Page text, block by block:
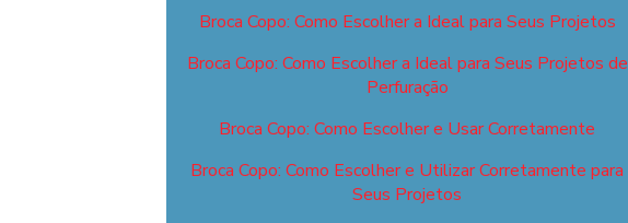
Broca Copo: Como Escolher a Ideal para Seus Projetos
Broca Copo: Como Escolher a Ideal para Seus Projetos de
Perfuração
Broca Copo: Como Escolher e Usar Corretamente
Broca Copo: Como Escolher e Utilizar Corretamente para
Seus Projetos